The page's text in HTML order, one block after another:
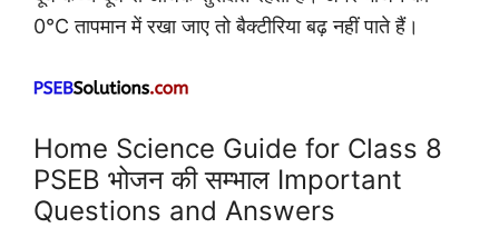
0°C तापमान में रखा जाए तो बैक्टीरिया बढ़ नहीं पाते हैं।
Home Science Guide for Class 8
PSEB भोजन की सम्भाल Important
Questions and Answers